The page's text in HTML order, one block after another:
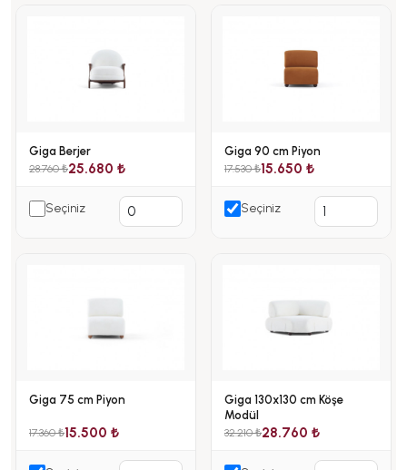
Giga Berjer
28.760 ₺25.680 ₺
Seçiniz
Giga 90 cm Piyon
17.530 ₺15.650 ₺
Seçiniz
Giga 75 cm Piyon
17.360 ₺15.500 ₺
Giga 130x130 cm Köşe
Modül
32.210 ₺28.760 ₺